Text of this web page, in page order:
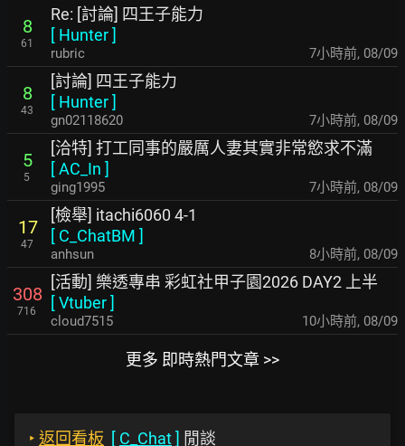
8
61
Re: [討論] 四王子能力
[ Hunter]
rubric 7小時前, 08/09
8
43
[討論] 四王子能力
[ Hunter]
gn02118620 7小時前, 08/09
5
5
[洽特] 打工同事的嚴厲人妻其實非常慾求不滿
[AC_In ]
ging1995 7小時前, 08/09
17
47
[檢舉] itachi6060 4-1
[ C_ChatBM ]
anhsun 8小時前, 08/09
308
716
[活動] 樂透專串 彩虹社甲子園2026 DAY2 上半
[Vtuber]
cloud7515 10小時前, 08/09
更多 即時熱門文章 >>
‣ 返回看板 [ C_Chat] 閒談